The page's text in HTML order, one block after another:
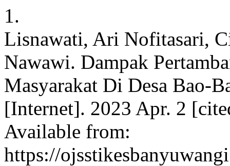
1.
Lisnawati, Ari Nofitasari,
Nawawi. Dampak
Masyarakat Di Desa Bao-
[Internet]. 2023 Apr. 2
Available from:
https://